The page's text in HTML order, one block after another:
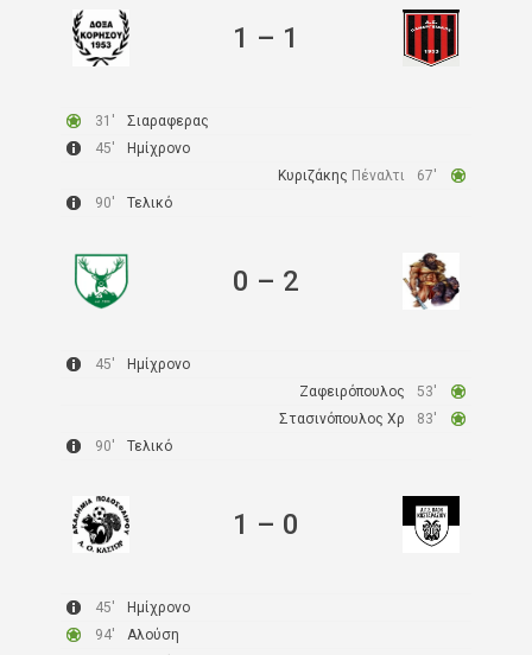
1 – 1
31′
Σιαραφερας
45′
Ημίχρονο
67′
Κυριζάκης Πέναλτι
90′
Τελικό
0 – 2
45′
Ημίχρονο
53′
Ζαφειρόπουλος
83′
Στασινόπουλος Χρ
90′
Τελικό
1 – 0
45′
Ημίχρονο
94′
Αλούση